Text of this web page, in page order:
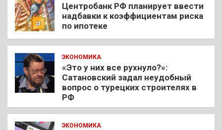
Центробанк РФ планирует ввести
надбавки к коэффициентам риска
по ипотеке
ЭКОНОМИКА
«Это у них все рухнуло?»:
Сатановский задал неудобный
вопрос о турецких строителях в
РФ
ЭКОНОМИКА